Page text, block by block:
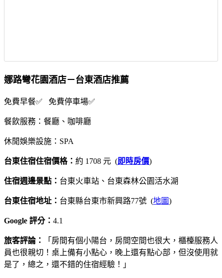
娜路彎花園酒店－台東酒店推薦
免費早餐✅ 免費停車場✅
餐飲服務：餐廳、咖啡廳
休閒娛樂設施：SPA
台東住宿住宿價格： 約 1708 元 (即時房價)
住宿週邊景點： 台東火車站、台東森林公園活水湖
台東住宿地址： 台東縣台東市新興路77號 (地圖)
Google 評分： 4.1
旅客評論：
「房間有個小陽台，房間空間也很大，櫃檯服務人
員也很親切！桌上備有小點心，晚上還有點心部，但沒使用就
是了，總之，還不錯的住宿經驗！」